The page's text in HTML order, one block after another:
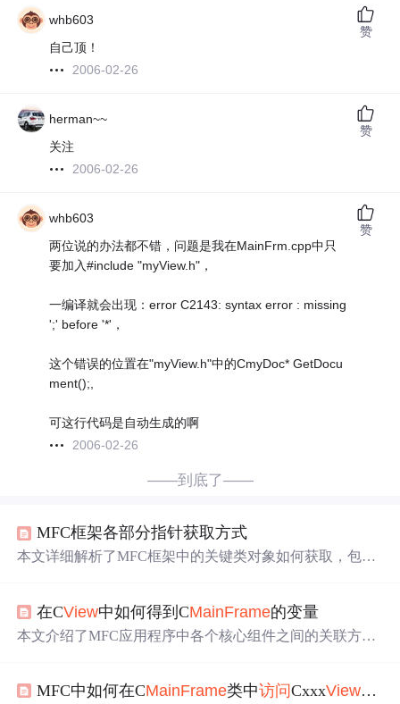
whb603
自己顶！
2006-02-26
赞
herman~~
关注
2006-02-26
赞
whb603
两位说的办法都不错，问题是我在MainFrm.cpp中只
要加入#include "myView.h"，
一编译就会出现：error C2143: syntax error : missing
';' before '*'，
这个错误的位置在"myView.h"中的CmyDoc* GetDocu
ment();,
可这行代码是自动生成的啊
2006-02-26
赞
——到底了——
MFC框架各部分指针获取方式
本文详细解析了MFC框架中的关键类对象如何获取，包括
的结合，实现对应用程序核心组件的高效访问。
在CView中如何得到CMainFrame的变量
本文介绍了MFC应用程序中各个核心组件之间的关联方
档、视图和其他相关对象的指针。
MFC中如何在CMainFrame类中访问CxxxView视图